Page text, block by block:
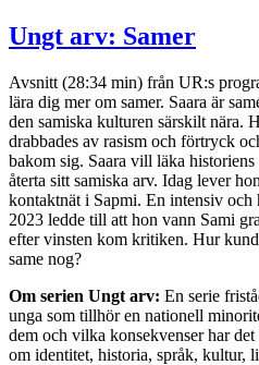
Ungt arv: Samer
Avsnitt (28:34 min) från UR:s
lära dig mer om samer. Saara är
den samiska kulturen särskilt nära.
drabbades av rasism och förtryck
bakom sig. Saara vill läka
återta sitt samiska arv. Idag lever
kontaktnät i Sapmi. En intensiv och
2023 ledde till att hon vann Sami
efter vinsten kom kritiken. Hur
same nog?
Om serien Ungt arv: En serie
unga som tillhör en nationell
dem och vilka konsekvenser har
om identitet, historia, språk, kultur,